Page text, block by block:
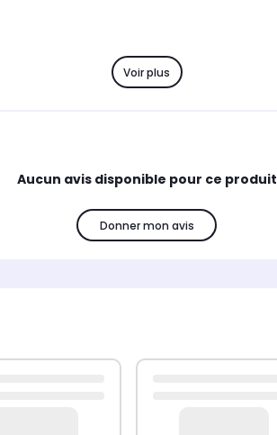
Voir plus
Aucun avis disponible pour ce produit
Donner mon avis